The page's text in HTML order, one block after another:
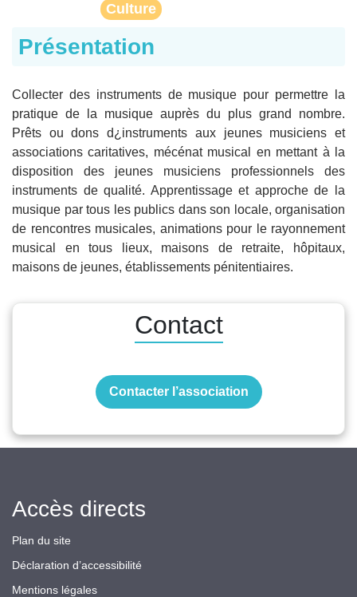
Culture
Présentation
Collecter des instruments de musique pour permettre la
pratique de la musique auprès du plus grand nombre.
Prêts ou dons d¿instruments aux jeunes musiciens et
associations caritatives, mécénat musical en mettant à la
disposition des jeunes musiciens professionnels des
instruments de qualité. Apprentissage et approche de la
musique par tous les publics dans son locale, organisation
de rencontres musicales, animations pour le rayonnement
musical en tous lieux, maisons de retraite, hôpitaux,
maisons de jeunes, établissements pénitentiaires.
Contact
Contacter l’association
Accès directs
Plan du site
Déclaration d’accessibilité
Mentions légales